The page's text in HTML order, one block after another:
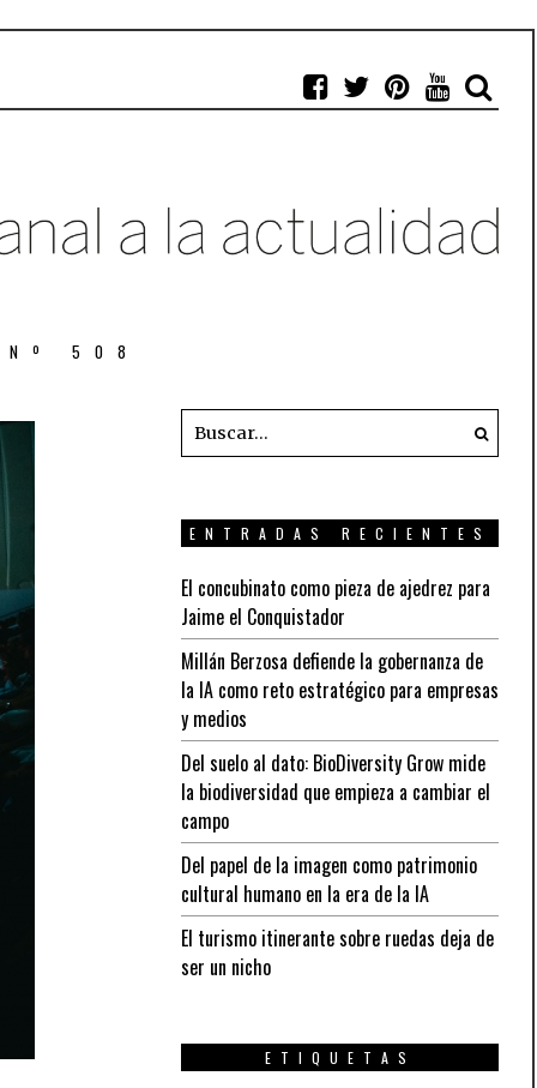
Nº 508
ENTRADAS RECIENTES
El concubinato como pieza de ajedrez para
Jaime el Conquistador
Millán Berzosa defiende la gobernanza de
la IA como reto estratégico para empresas
y medios
Del suelo al dato: BioDiversity Grow mide
la biodiversidad que empieza a cambiar el
campo
Del papel de la imagen como patrimonio
cultural humano en la era de la IA
El turismo itinerante sobre ruedas deja de
ser un nicho
ETIQUETAS